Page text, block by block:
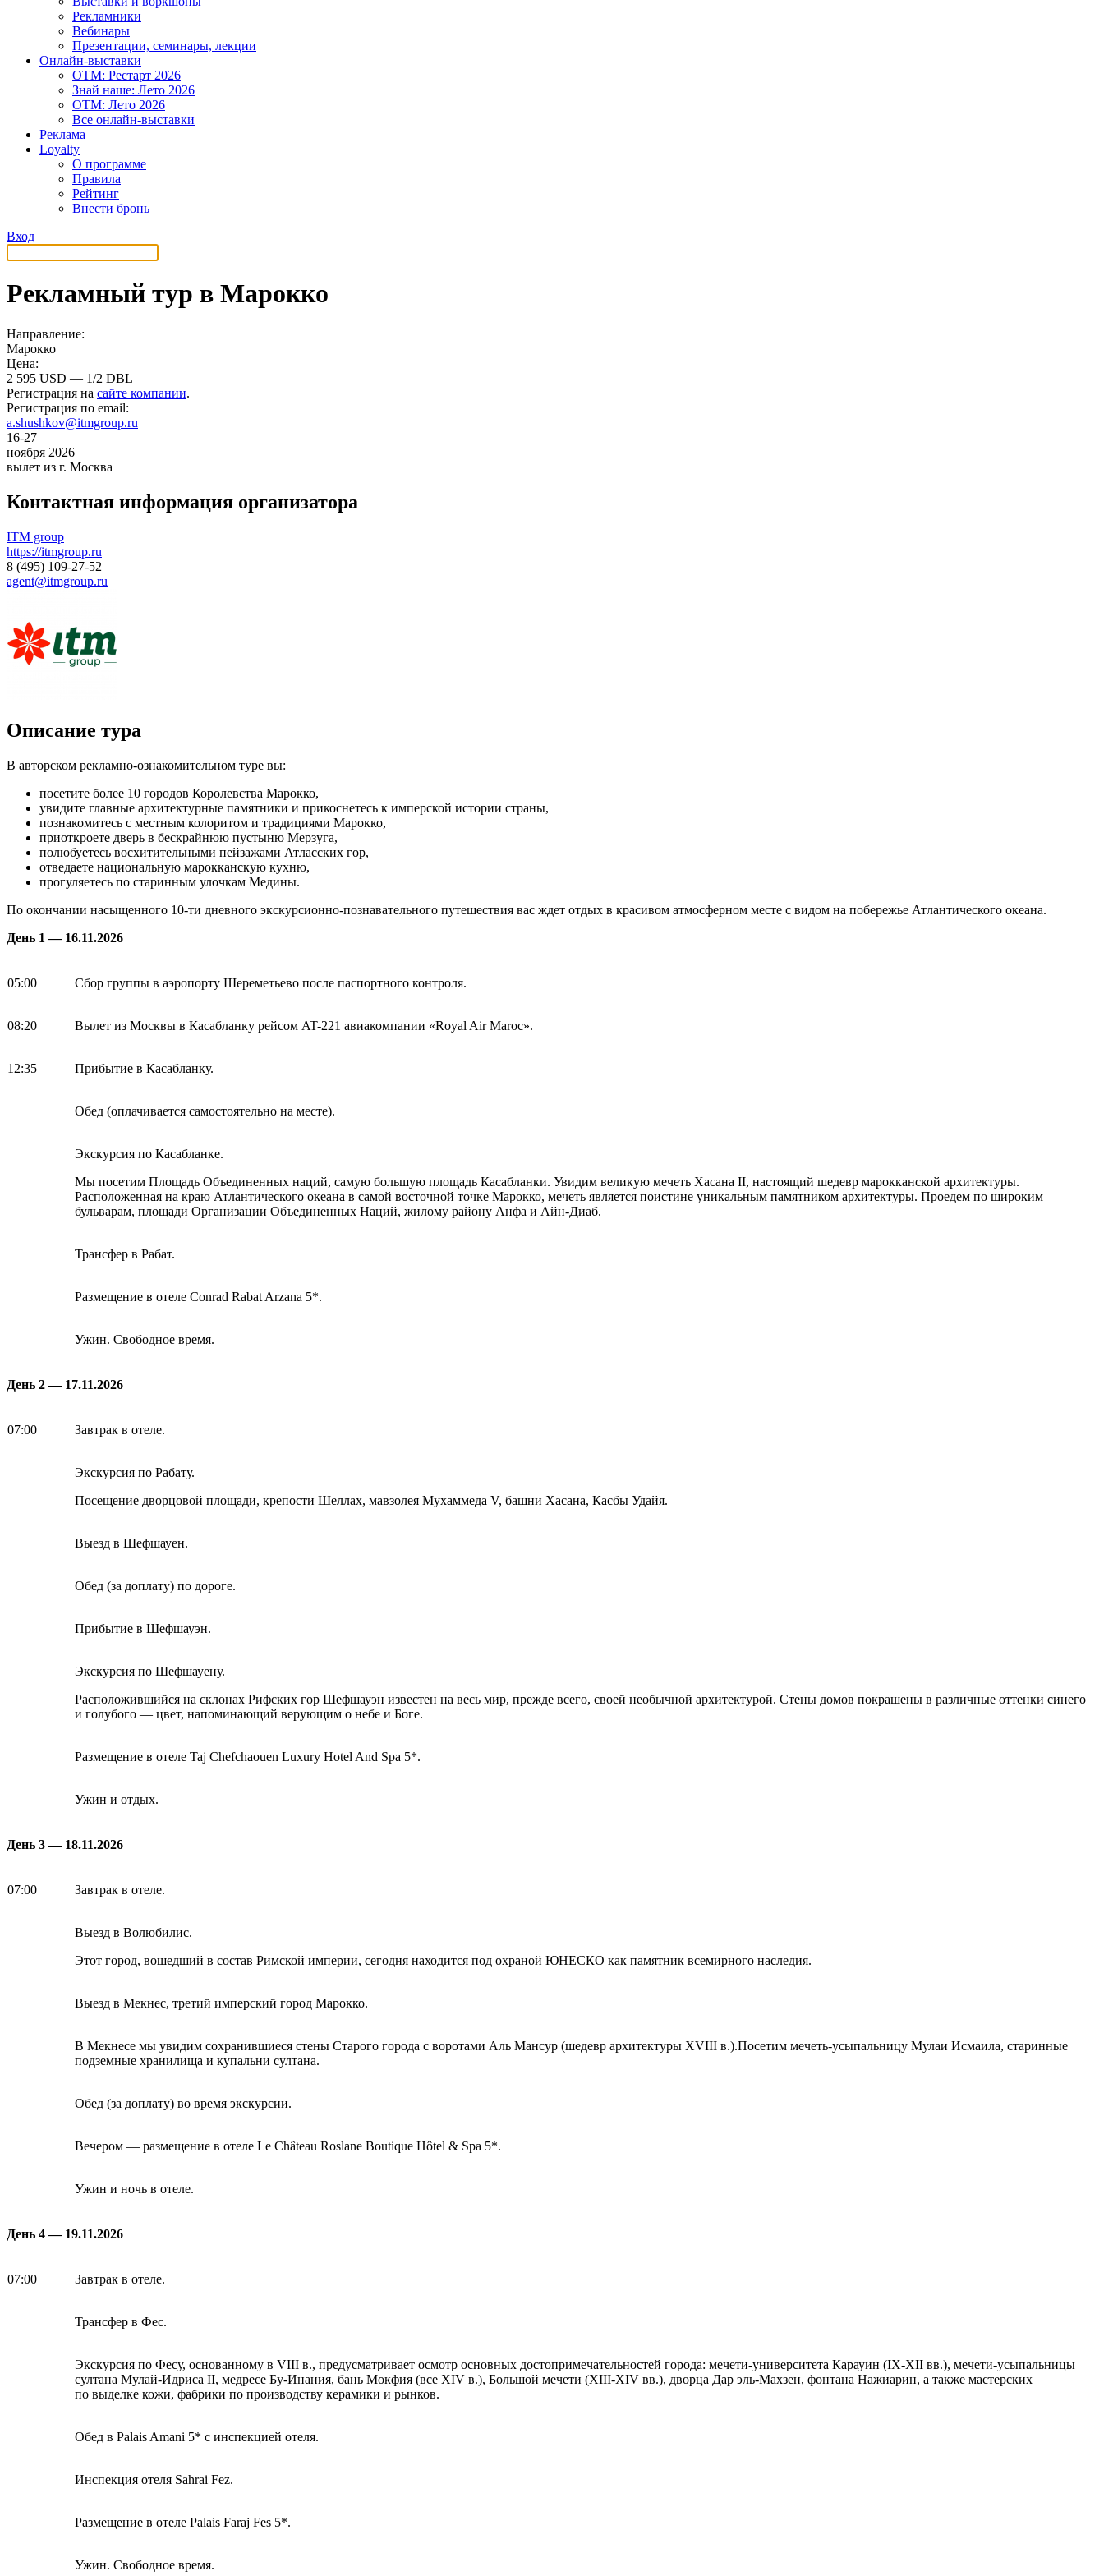
Рекламники
Вебинары
Презентации, семинары, лекции
Онлайн-выставки
OTM: Рестарт 2026
Знай наше: Лето 2026
OTM: Лето 2026
Все онлайн-выставки
Реклама
Loyalty
О программе
Правила
Рейтинг
Внести бронь
Вход
Рекламный тур в Марокко
Направление:
Марокко
Цена:
2 595 USD — 1/2 DBL
Регистрация на сайте компании.
Регистрация по email:
a.shushkov@itmgroup.ru
16-27
ноября 2026
вылет из г. Москва
Контактная информация организатора
ITM group
https://itmgroup.ru
8 (495) 109-27-52
agent@itmgroup.ru
Описание тура
В авторском рекламно-ознакомительном туре вы:
посетите более 10 городов Королевства Марокко,
увидите главные архитектурные памятники и прикоснетесь к имперской истории страны,
познакомитесь с местным колоритом и традициями Марокко,
приоткроете дверь в бескрайнюю пустыню Мерзуга,
полюбуетесь восхитительными пейзажами Атласских гор,
отведаете национальную марокканскую кухню,
прогуляетесь по старинным улочкам Медины.
По окончании насыщенного 10-ти дневного экскурсионно-познавательного путешествия вас ждет отдых в красивом атмосферном месте с видом на побережье Атлантического океана.
День 1 — 16.11.2026
05:00 Сбор группы в аэропорту Шереметьево после паспортного контроля.
08:20 Вылет из Москвы в Касабланку рейсом AT-221 авиакомпании «Royal Air Maroc».
12:35 Прибытие в Касабланку.
Обед (оплачивается самостоятельно на месте).
Экскурсия по Касабланке.
Мы посетим Площадь Oбъединенных наций, самую большую площадь Касабланки. Увидим великую мечеть Хасана II, настоящий шедевр марокканской архитектуры.
Расположенная на краю Атлантического океана в самой восточной точке Марокко, мечеть является поистине уникальным памятником архитектуры. Проедем по широким
бульварам, площади Организации Объединенных Наций, жилому району Анфа и Айн-Диаб.
Трансфер в Рабат.
Размещение в отеле Conrad Rabat Arzana 5*.
Ужин. Свободное время.
День 2 — 17.11.2026
07:00 Завтрак в отеле.
Экскурсия по Рабату.
Посещение дворцовой площади, крепости Шеллах, мавзолея Мухаммеда V, башни Хасана, Касбы Удайя.
Выезд в Шефшауен.
Обед (за доплату) по дороге.
Прибытие в Шефшауэн.
Экскурсия по Шефшауену.
Расположившийся на склонах Рифских гор Шефшауэн известен на весь мир, прежде всего, своей необычной архитектурой. Стены домов покрашены в различные оттенки синего
и голубого — цвет, напоминающий верующим о небе и Боге.
Размещение в отеле Taj Chefchaouen Luxury Hotel And Spa 5*.
Ужин и отдых.
День 3 — 18.11.2026
07:00 Завтрак в отеле.
Выезд в Волюбилис.
Этот город, вошедший в состав Римской империи, сегодня находится под охраной ЮНЕСКО как памятник всемирного наследия.
Выезд в Мекнес, третий имперский город Марокко.
В Мекнесе мы увидим сохранившиеся стены Старого города с воротами Аль Мансур (шедевр архитектуры XVIII в.).Посетим мечеть-усыпальницу Мулаи Исмаила, старинные
подземные хранилища и купальни султана.
Обед (за доплату) во время экскурсии.
Вечером — размещение в отеле Le Château Roslane Boutique Hôtel & Spa 5*.
Ужин и ночь в отеле.
День 4 — 19.11.2026
07:00 Завтрак в отеле.
Трансфер в Фес.
Экскурсия по Фесу, основанному в VIII в., предусматривает осмотр основных достопримечательностей города: мечети-университета Карауин (IX-XII вв.), мечети-усыпальницы
султана Мулай-Идриса II, медресе Бу-Инания, бань Мокфия (все XIV в.), Большой мечети (XIII-XIV вв.), дворца Дар эль-Махзен, фонтана Нажиарин, а также мастерских
по выделке кожи, фабрики по производству керамики и рынков.
Обед в Palais Amani 5* с инспекцией отеля.
Инспекция отеля Sahrai Fez.
Размещение в отеле Palais Faraj Fes 5*.
Ужин. Свободное время.